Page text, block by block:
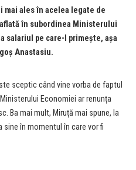
mai ales în acelea legate de
în subordinea Ministerului
salariul pe care-l primește, așa
Anastasiu.
sceptic când vine vorba de faptul
Economiei ar renunța
Ba mai mult, Miruță mai spune, la
sine în momentul în care vor fi